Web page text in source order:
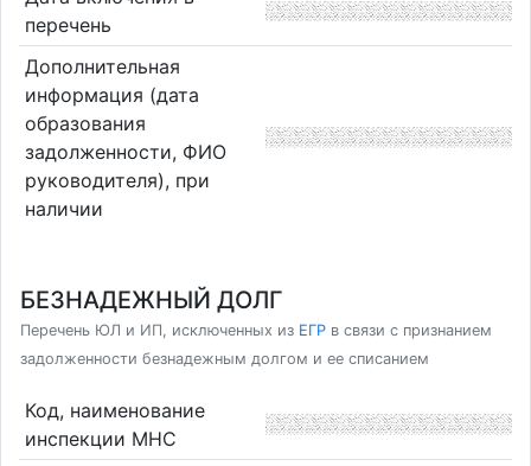
перечень
Дополнительная
информация (дата
образования
задолженности, ФИО
руководителя), при
наличии
БЕЗНАДЕЖНЫЙ ДОЛГ
Перечень ЮЛ и ИП, исключенных из ЕГР в связи с признанием
задолженности безнадежным долгом и ее списанием
Код, наименование
инспекции МНС